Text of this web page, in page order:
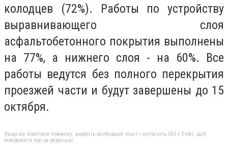
колодцев (72%). Работы по устройству
выравнивающего слоя
асфальтобетонного покрытия выполнены
на 77%, а нижнего слоя - на 60%. Все
работы ведутся без полного перекрытия
проезжей части и будут завершены до 15
октября.
Якщо ви помітили помилку, виділіть необхідний текст і натисніть Ctrl + Enter, щоб
повідомити про це редакцію